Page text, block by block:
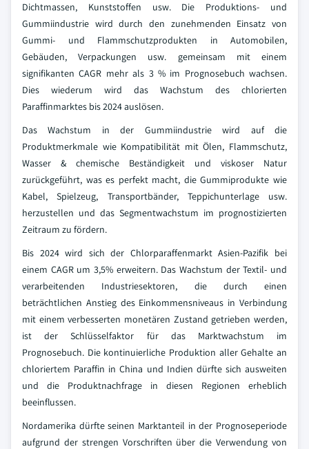
Dichtmassen, Kunststoffen usw. Die Produktions- und
Gummiindustrie wird durch den zunehmenden Einsatz von
Gummi- und Flammschutzprodukten in Automobilen,
Gebäuden, Verpackungen usw. gemeinsam mit einem
signifikanten CAGR mehr als 3 % im Prognosebuch wachsen.
Dies wiederum wird das Wachstum des chlorierten
Paraffinmarktes bis 2024 auslösen.
Das Wachstum in der Gummiindustrie wird auf die
Produktmerkmale wie Kompatibilität mit Ölen, Flammschutz,
Wasser & chemische Beständigkeit und viskoser Natur
zurückgeführt, was es perfekt macht, die Gummiprodukte wie
Kabel, Spielzeug, Transportbänder, Teppichunterlage usw.
herzustellen und das Segmentwachstum im prognostizierten
Zeitraum zu fördern.
Bis 2024 wird sich der Chlorparaffenmarkt Asien-Pazifik bei
einem CAGR um 3,5% erweitern. Das Wachstum der Textil- und
verarbeitenden Industriesektoren, die durch einen
beträchtlichen Anstieg des Einkommensniveaus in Verbindung
mit einem verbesserten monetären Zustand getrieben werden,
ist der Schlüsselfaktor für das Marktwachstum im
Prognosebuch. Die kontinuierliche Produktion aller Gehalte an
chloriertem Paraffin in China und Indien dürfte sich ausweiten
und die Produktnachfrage in diesen Regionen erheblich
beeinflussen.
Nordamerika dürfte seinen Marktanteil in der Prognoseperiode
aufgrund der strengen Vorschriften über die Verwendung von